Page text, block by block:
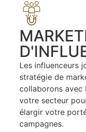
Les influenceurs
stratégie de
collaborons avec
votre secteur
élargir votre
campagnes.